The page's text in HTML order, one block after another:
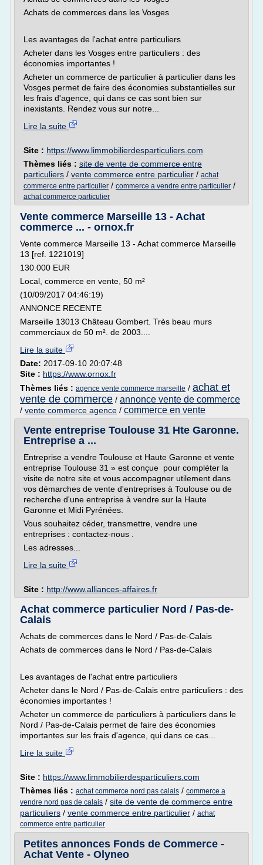
Achats de commerces dans les Vosges
Les avantages de l'achat entre particuliers
Acheter dans les Vosges entre particuliers : des
économies importantes !
Acheter un commerce de particulier à particulier dans les
Vosges permet de faire des économies substantielles sur
les frais d'agence, qui dans ce cas sont bien sur
inexistants. Rendez vous sur notre...
Lire la suite
Site : https://www.limmobilierdesparticuliers.com
Thèmes liés : site de vente de commerce entre
particuliers / vente commerce entre particulier / achat
commerce entre particulier / commerce a vendre entre particulier /
achat commerce particulier
Vente commerce Marseille 13 - Achat
commerce ... - ornox.fr
Vente commerce Marseille 13 - Achat commerce Marseille
13 [ref. 1221019]
130.000 EUR
Local, commerce en vente, 50 m²
(10/09/2017 04:46:19)
ANNONCE RECENTE
Marseille 13013 Château Gombert. Très beau murs
commerciaux de 50 m². de 2003....
Lire la suite
Date: 2017-09-10 20:07:48
Site : https://www.ornox.fr
Thèmes liés : agence vente commerce marseille / achat et
vente de commerce / annonce vente de commerce
/ vente commerce agence / commerce en vente
Vente entreprise Toulouse 31 Hte Garonne.
Entreprise a ...
Entreprise a vendre Toulouse et Haute Garonne et vente
entreprise Toulouse 31 » est conçue pour compléter la
visite de notre site et vous accompagner utilement dans
vos démarches de vente d'entreprises à Toulouse ou de
recherche d'une entreprise à vendre sur la Haute
Garonne et Midi Pyrénées.
Vous souhaitez céder, transmettre, vendre une
entreprises : contactez-nous .
Les adresses...
Lire la suite
Site : http://www.alliances-affaires.fr
Achat commerce particulier Nord / Pas-de-
Calais
Achats de commerces dans le Nord / Pas-de-Calais
Achats de commerces dans le Nord / Pas-de-Calais
Les avantages de l'achat entre particuliers
Acheter dans le Nord / Pas-de-Calais entre particuliers : des
économies importantes !
Acheter un commerce de particuliers à particuliers dans le
Nord / Pas-de-Calais permet de faire des économies
importantes sur les frais d'agence, qui dans ce cas...
Lire la suite
Site : https://www.limmobilierdesparticuliers.com
Thèmes liés : achat commerce nord pas calais / commerce a
vendre nord pas de calais / site de vente de commerce entre
particuliers / vente commerce entre particulier / achat
commerce entre particulier
Petites annonces Fonds de Commerce -
Achat Vente - Olyneo